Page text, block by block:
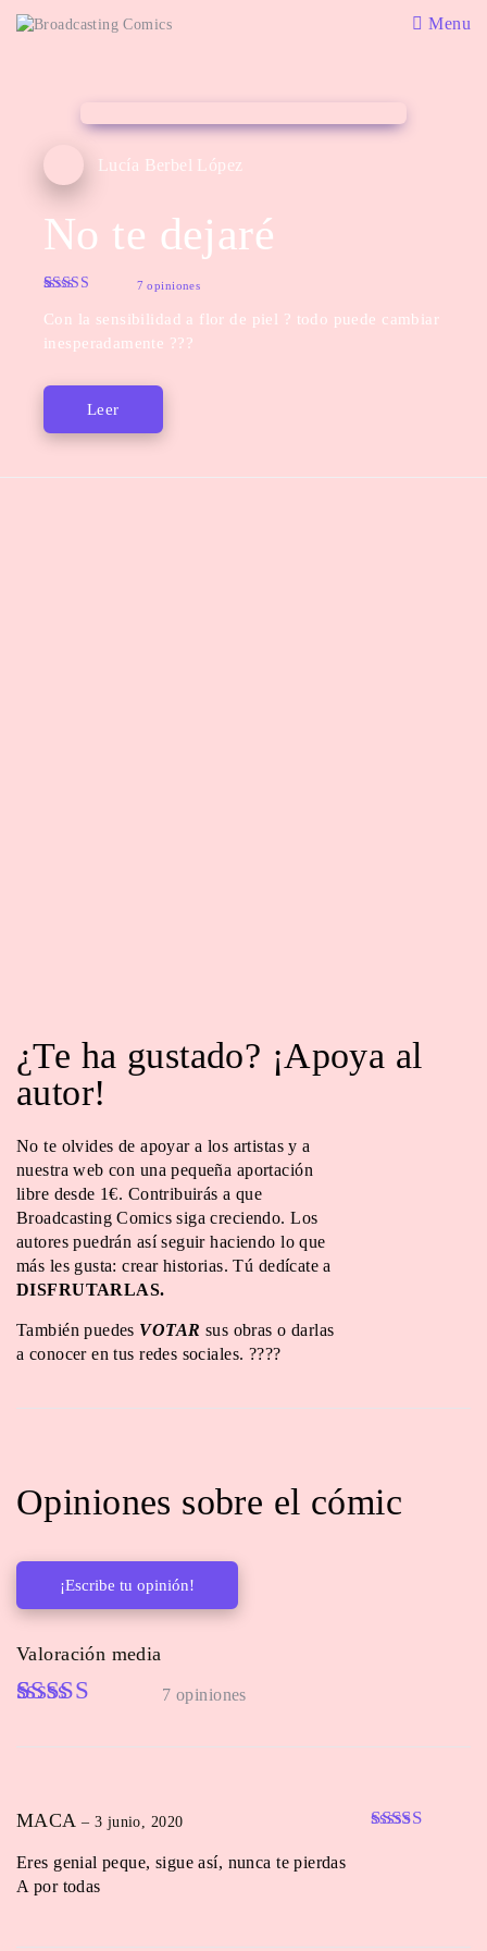
Menu
Lucía Berbel López
No te dejaré
out of 5
customer
7 opiniones
Con la sensibilidad a flor de piel ? todo puede cambiar
inesperadamente ???
Leer
¿Te ha gustado? ¡Apoya al
autor!
No te olvides de apoyar a los artistas y a
nuestra web con una pequeña aportación
libre desde 1€. Contribuirás a que
Broadcasting Comics siga creciendo. Los
autores puedrán así seguir haciendo lo que
más les gusta: crear historias. Tú dedícate a
DISFRUTARLAS.
También puedes VOTAR sus obras o darlas
a conocer en tus redes sociales. ????
Opiniones sobre el cómic
¡Escribe tu opinión!
Valoración media
out of 5
ratings
7 opiniones
MACA– 3 junio, 2020
Eres genial peque, sigue así, nunca te pierdas
A por todas